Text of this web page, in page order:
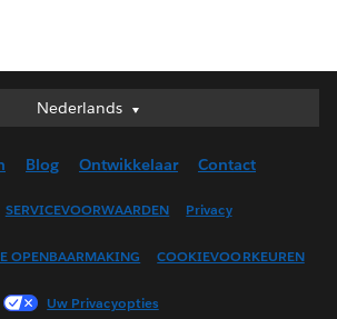
Nederlands
Nederlands
English (UK)
Français (Canada)
Français (France)
Blog Ontwikkelaar Contact
SERVICEVOORWAARDEN Privacy
OPENBAARMAKING COOKIEVOORKEUREN
Uw Privacyopties